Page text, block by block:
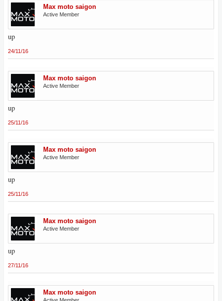
Max moto saigon
Active Member
up
24/11/16
Max moto saigon
Active Member
up
25/11/16
Max moto saigon
Active Member
up
25/11/16
Max moto saigon
Active Member
up
27/11/16
Max moto saigon